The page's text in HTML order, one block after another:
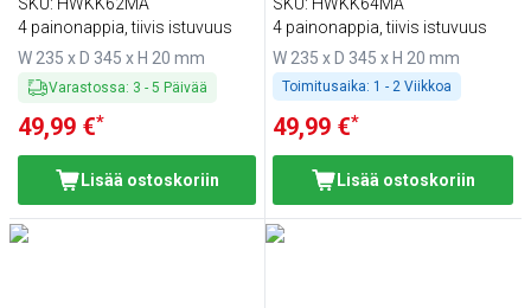
4 painonappia, tiivis istuvuus
W 235 x D 345 x H 20 mm
Varastossa: 3 - 5 Päivää
49,99 €*
Lisää ostoskoriin
4 painonappia, tiivis istuvuus
W 235 x D 345 x H 20 mm
Toimitusaika: 1 - 2 Viikkoa
49,99 €*
Lisää ostoskoriin